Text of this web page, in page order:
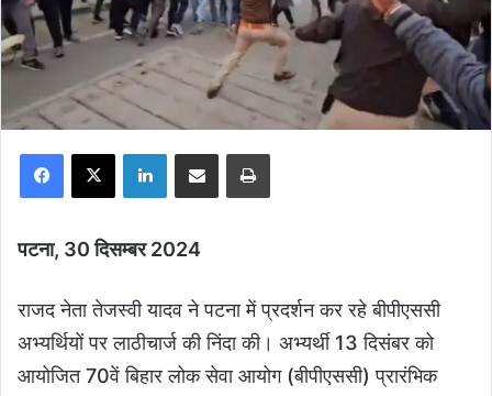
Facebook
X LinkedInShare via Email Print
पटना, 30 दिसम्बर 2024
राजद नेता तेजस्वी यादव ने पटना में प्रदर्शन कर रहे बीपीएससी
अभ्यर्थियों पर लाठीचार्ज की निंदा की। अभ्यर्थी 13 दिसंबर को
आयोजित 70वें बिहार लोक सेवा आयोग (बीपीएससी) प्रारंभिक